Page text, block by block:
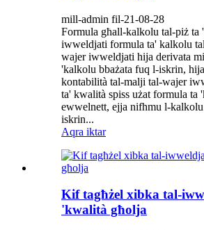
mill-admin fil-21-08-28
Formula għall-kalkolu tal-piż ta
iwweldjati formula ta' kalkolu
wajer iwweldjati hija derivata
'kalkolu bbażata fuq l-iskrin,
kontabilità tal-malji tal-wajer
ta' kwalità spiss użat formula ta
ewwelnett, ejja nifhmu l-
iskrin...
Aqra iktar
Kif tagħżel xibka tal-
'kwalità għolja